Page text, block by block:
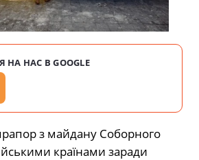
НАС В GOOGLE
з майдану Соборного
країнами заради